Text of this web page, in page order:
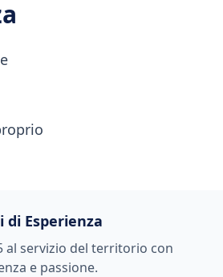
di Esperienza
al servizio del territorio con
e passione.